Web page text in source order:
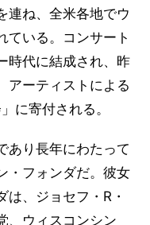
連ね、全米各地でウ
ている。コンサート
時代に結成され、昨
アーティストによる
に寄付される。
あり長年にわたって
・フォンダだ。彼女
、ジョセフ・R・
、ウィスコンシン